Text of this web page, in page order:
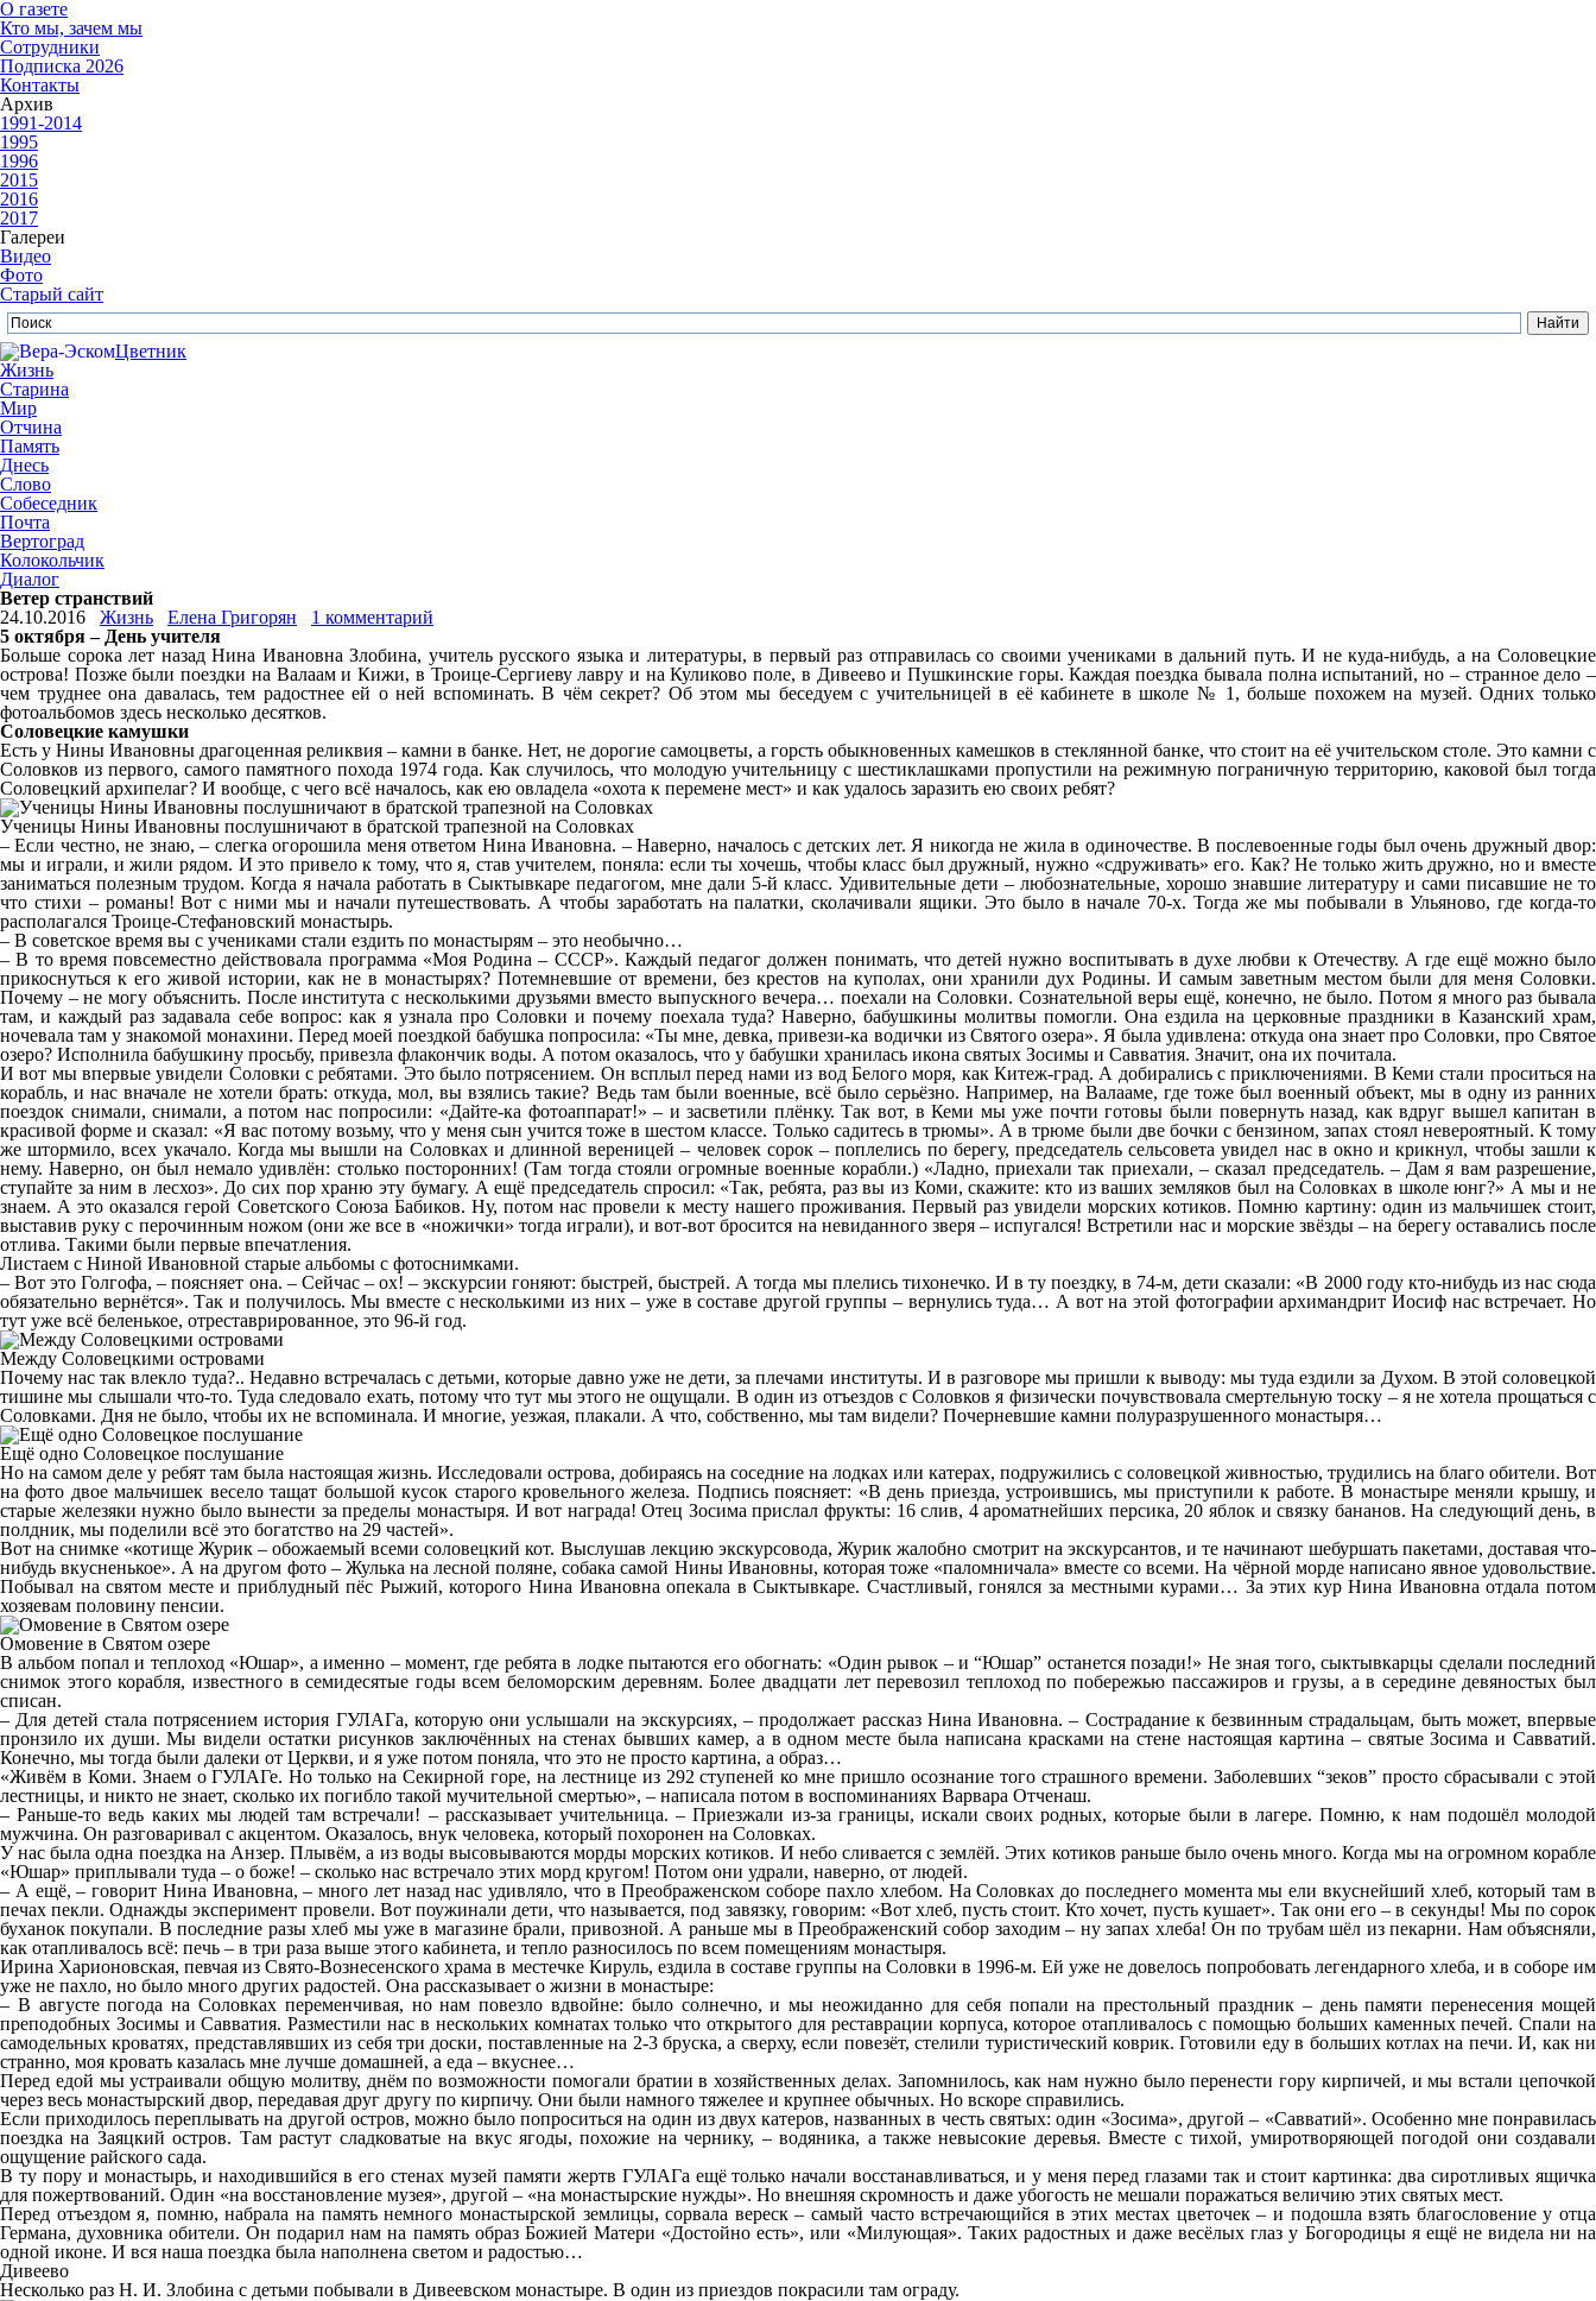
О газете
Кто мы, зачем мы
Сотрудники
Подписка 2026
Контакты
Архив
1991-2014
1995
1996
2015
2016
2017
Галереи
Видео
Фото
Старый сайт
Цветник
Жизнь
Старина
Мир
Отчина
Память
Днесь
Слово
Собеседник
Почта
Вертоград
Колокольчик
Диалог
Ветер странствий
24.10.2016
Жизнь Елена Григорян
1 комментарий
5 октября – День учителя
Больше сорока лет назад Нина Ивановна Злобина, учитель русского языка и литературы, в первый раз отправилась со своими учениками в дальний путь. И не куда-нибудь, а на Соловецкие
острова! Позже были поездки на Валаам и Кижи, в Троице-Сергиеву лавру и на Куликово поле, в Дивеево и Пушкинские горы. Каждая поездка бывала полна испытаний, но – странное дело –
чем труднее она давалась, тем радостнее ей о ней вспоминать. В чём секрет? Об этом мы беседуем с учительницей в её кабинете в школе № 1, больше похожем на музей. Одних только
фотоальбомов здесь несколько десятков.
Соловецкие камушки
Есть у Нины Ивановны драгоценная реликвия – камни в банке. Нет, не дорогие самоцветы, а горсть обыкновенных камешков в стеклянной банке, что стоит на её учительском столе. Это камни с
Соловков из первого, самого памятного похода 1974 года. Как случилось, что молодую учительницу с шестиклашками пропустили на режимную пограничную территорию, каковой был тогда
Соловецкий архипелаг? И вообще, с чего всё началось, как ею овладела «охота к перемене мест» и как удалось заразить ею своих ребят?
Ученицы Нины Ивановны послушничают в братской трапезной на Соловках
– Если честно, не знаю, – слегка огорошила меня ответом Нина Ивановна. – Наверно, началось с детских лет. Я никогда не жила в одиночестве. В послевоенные годы был очень дружный двор:
мы и играли, и жили рядом. И это привело к тому, что я, став учителем, поняла: если ты хочешь, чтобы класс был дружный, нужно «сдруживать» его. Как? Не только жить дружно, но и вместе
заниматься полезным трудом. Когда я начала работать в Сыктывкаре педагогом, мне дали 5-й класс. Удивительные дети – любознательные, хорошо знавшие литературу и сами писавшие не то
что стихи – романы! Вот с ними мы и начали путешествовать. А чтобы заработать на палатки, сколачивали ящики. Это было в начале 70-х. Тогда же мы побывали в Ульяново, где когда-то
располагался Троице-Стефановский монастырь.
– В советское время вы с учениками стали ездить по монастырям – это необычно…
– В то время повсеместно действовала программа «Моя Родина – СССР». Каждый педагог должен понимать, что детей нужно воспитывать в духе любви к Отечеству. А где ещё можно было
прикоснуться к его живой истории, как не в монастырях? Потемневшие от времени, без крестов на куполах, они хранили дух Родины. И самым заветным местом были для меня Соловки.
Почему – не могу объяснить. После института с несколькими друзьями вместо выпускного вечера… поехали на Соловки. Сознательной веры ещё, конечно, не было. Потом я много раз бывала
там, и каждый раз задавала себе вопрос: как я узнала про Соловки и почему поехала туда? Наверно, бабушкины молитвы помогли. Она ездила на церковные праздники в Казанский храм,
ночевала там у знакомой монахини. Перед моей поездкой бабушка попросила: «Ты мне, девка, привези-ка водички из Святого озера». Я была удивлена: откуда она знает про Соловки, про Святое
озеро? Исполнила бабушкину просьбу, привезла флакончик воды. А потом оказалось, что у бабушки хранилась икона святых Зосимы и Савватия. Значит, она их почитала.
И вот мы впервые увидели Соловки с ребятами. Это было потрясением. Он всплыл перед нами из вод Белого моря, как Китеж-град. А добирались с приключениями. В Кеми стали проситься на
корабль, и нас вначале не хотели брать: откуда, мол, вы взялись такие? Ведь там были военные, всё было серьёзно. Например, на Валааме, где тоже был военный объект, мы в одну из ранних
поездок снимали, снимали, а потом нас попросили: «Дайте-ка фотоаппарат!» – и засветили плёнку. Так вот, в Кеми мы уже почти готовы были повернуть назад, как вдруг вышел капитан в
красивой форме и сказал: «Я вас потому возьму, что у меня сын учится тоже в шестом классе. Только садитесь в трюмы». А в трюме были две бочки с бензином, запах стоял невероятный. К тому
же штормило, всех укачало. Когда мы вышли на Соловках и длинной вереницей – человек сорок – поплелись по берегу, председатель сельсовета увидел нас в окно и крикнул, чтобы зашли к
нему. Наверно, он был немало удивлён: столько посторонних! (Там тогда стояли огромные военные корабли.) «Ладно, приехали так приехали, – сказал председатель. – Дам я вам разрешение,
ступайте за ним в лесхоз». До сих пор храню эту бумагу. А ещё председатель спросил: «Так, ребята, раз вы из Коми, скажите: кто из ваших земляков был на Соловках в школе юнг?» А мы и не
знаем. А это оказался герой Советского Союза Бабиков. Ну, потом нас провели к месту нашего проживания. Первый раз увидели морских котиков. Помню картину: один из мальчишек стоит,
выставив руку с перочинным ножом (они же все в «ножички» тогда играли), и вот-вот бросится на невиданного зверя – испугался! Встретили нас и морские звёзды – на берегу оставались после
отлива. Такими были первые впечатления.
Листаем с Ниной Ивановной старые альбомы с фотоснимками.
– Вот это Голгофа, – поясняет она. – Сейчас – ох! – экскурсии гоняют: быстрей, быстрей. А тогда мы плелись тихонечко. И в ту поездку, в 74-м, дети сказали: «В 2000 году кто-нибудь из нас сюда
обязательно вернётся». Так и получилось. Мы вместе с несколькими из них – уже в составе другой группы – вернулись туда… А вот на этой фотографии архимандрит Иосиф нас встречает. Но
тут уже всё беленькое, отреставрированное, это 96-й год.
Между Соловецкими островами
Почему нас так влекло туда?.. Недавно встречалась с детьми, которые давно уже не дети, за плечами институты. И в разговоре мы пришли к выводу: мы туда ездили за Духом. В этой соловецкой
тишине мы слышали что-то. Туда следовало ехать, потому что тут мы этого не ощущали. В один из отъездов с Соловков я физически почувствовала смертельную тоску – я не хотела прощаться с
Соловками. Дня не было, чтобы их не вспоминала. И многие, уезжая, плакали. А что, собственно, мы там видели? Почерневшие камни полуразрушенного монастыря…
Ещё одно Соловецкое послушание
Но на самом деле у ребят там была настоящая жизнь. Исследовали острова, добираясь на соседние на лодках или катерах, подружились с соловецкой живностью, трудились на благо обители. Вот
на фото двое мальчишек весело тащат большой кусок старого кровельного железа. Подпись поясняет: «В день приезда, устроившись, мы приступили к работе. В монастыре меняли крышу, и
старые железяки нужно было вынести за пределы монастыря. И вот награда! Отец Зосима прислал фрукты: 16 слив, 4 ароматнейших персика, 20 яблок и связку бананов. На следующий день, в
полдник, мы поделили всё это богатство на 29 частей».
Вот на снимке «котище Журик – обожаемый всеми соловецкий кот. Выслушав лекцию экскурсовода, Журик жалобно смотрит на экскурсантов, и те начинают шебуршать пакетами, доставая что-
нибудь вкусненькое». А на другом фото – Жулька на лесной поляне, собака самой Нины Ивановны, которая тоже «паломничала» вместе со всеми. На чёрной морде написано явное удовольствие.
Побывал на святом месте и приблудный пёс Рыжий, которого Нина Ивановна опекала в Сыктывкаре. Счастливый, гонялся за местными курами… За этих кур Нина Ивановна отдала потом
хозяевам половину пенсии.
Омовение в Святом озере
В альбом попал и теплоход «Юшар», а именно – момент, где ребята в лодке пытаются его обогнать: «Один рывок – и “Юшар” останется позади!» Не зная того, сыктывкарцы сделали последний
снимок этого корабля, известного в семидесятые годы всем беломорским деревням. Более двадцати лет перевозил теплоход по побережью пассажиров и грузы, а в середине девяностых был
списан.
– Для детей стала потрясением история ГУЛАГа, которую они услышали на экскурсиях, – продолжает рассказ Нина Ивановна. – Сострадание к безвинным страдальцам, быть может, впервые
пронзило их души. Мы видели остатки рисунков заключённых на стенах бывших камер, а в одном месте была написана красками на стене настоящая картина – святые Зосима и Савватий.
Конечно, мы тогда были далеки от Церкви, и я уже потом поняла, что это не просто картина, а образ…
«Живём в Коми. Знаем о ГУЛАГе. Но только на Секирной горе, на лестнице из 292 ступеней ко мне пришло осознание того страшного времени. Заболевших “зеков” просто сбрасывали с этой
лестницы, и никто не знает, сколько их погибло такой мучительной смертью», – написала потом в воспоминаниях Варвара Отченаш.
– Раньше-то ведь каких мы людей там встречали! – рассказывает учительница. – Приезжали из-за границы, искали своих родных, которые были в лагере. Помню, к нам подошёл молодой
мужчина. Он разговаривал с акцентом. Оказалось, внук человека, который похоронен на Соловках.
У нас была одна поездка на Анзер. Плывём, а из воды высовываются морды морских котиков. И небо сливается с землёй. Этих котиков раньше было очень много. Когда мы на огромном корабле
«Юшар» приплывали туда – о боже! – сколько нас встречало этих морд кругом! Потом они удрали, наверно, от людей.
– А ещё, – говорит Нина Ивановна, – много лет назад нас удивляло, что в Преображенском соборе пахло хлебом. На Соловках до последнего момента мы ели вкуснейший хлеб, который там в
печах пекли. Однажды эксперимент провели. Вот поужинали дети, что называется, под завязку, говорим: «Вот хлеб, пусть стоит. Кто хочет, пусть кушает». Так они его – в секунды! Мы по сорок
буханок покупали. В последние разы хлеб мы уже в магазине брали, привозной. А раньше мы в Преображенский собор заходим – ну запах хлеба! Он по трубам шёл из пекарни. Нам объясняли,
как отапливалось всё: печь – в три раза выше этого кабинета, и тепло разносилось по всем помещениям монастыря.
Ирина Харионовская, певчая из Свято-Вознесенского храма в местечке Кируль, ездила в составе группы на Соловки в 1996-м. Ей уже не довелось попробовать легендарного хлеба, и в соборе им
уже не пахло, но было много других радостей. Она рассказывает о жизни в монастыре:
– В августе погода на Соловках переменчивая, но нам повезло вдвойне: было солнечно, и мы неожиданно для себя попали на престольный праздник – день памяти перенесения мощей
преподобных Зосимы и Савватия. Разместили нас в нескольких комнатах только что открытого для реставрации корпуса, которое отапливалось с помощью больших каменных печей. Спали на
самодельных кроватях, представлявших из себя три доски, поставленные на 2-3 бруска, а сверху, если повезёт, стелили туристический коврик. Готовили еду в больших котлах на печи. И, как ни
странно, моя кровать казалась мне лучше домашней, а еда – вкуснее…
Перед едой мы устраивали общую молитву, днём по возможности помогали братии в хозяйственных делах. Запомнилось, как нам нужно было перенести гору кирпичей, и мы встали цепочкой
через весь монастырский двор, передавая друг другу по кирпичу. Они были намного тяжелее и крупнее обычных. Но вскоре справились.
Если приходилось переплывать на другой остров, можно было попроситься на один из двух катеров, названных в честь святых: один «Зосима», другой – «Савватий». Особенно мне понравилась
поездка на Заяцкий остров. Там растут сладковатые на вкус ягоды, похожие на чернику, – водяника, а также невысокие деревья. Вместе с тихой, умиротворяющей погодой они создавали
ощущение райского сада.
В ту пору и монастырь, и находившийся в его стенах музей памяти жертв ГУЛАГа ещё только начали восстанавливаться, и у меня перед глазами так и стоит картинка: два сиротливых ящичка
для пожертвований. Один «на восстановление музея», другой – «на монастырские нужды». Но внешняя скромность и даже убогость не мешали поражаться величию этих святых мест.
Перед отъездом я, помню, набрала на память немного монастырской землицы, сорвала вереск – самый часто встречающийся в этих местах цветочек – и подошла взять благословение у отца
Германа, духовника обители. Он подарил нам на память образ Божией Матери «Достойно есть», или «Милующая». Таких радостных и даже весёлых глаз у Богородицы я ещё не видела ни на
одной иконе. И вся наша поездка была наполнена светом и радостью…
Дивеево
Несколько раз Н. И. Злобина с детьми побывали в Дивеевском монастыре. В один из приездов покрасили там ограду.